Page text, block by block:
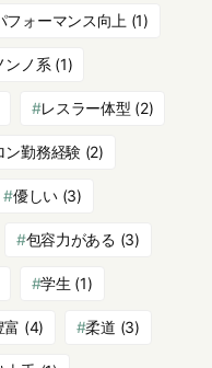
フォーマンス向上 (1)
ンノ系 (1)
レスラー体型 (2)
ン勤務経験(2)
優しい (3)
包容力がある (3)
学生 (1)
富 (4) 柔道 (3)